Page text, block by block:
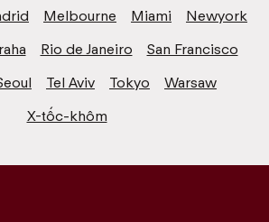
Melbourne Miami
Newyork
Rio de Janeiro
San Francisco
Tel Aviv Tokyo
Warsaw
X-tốc-khôm